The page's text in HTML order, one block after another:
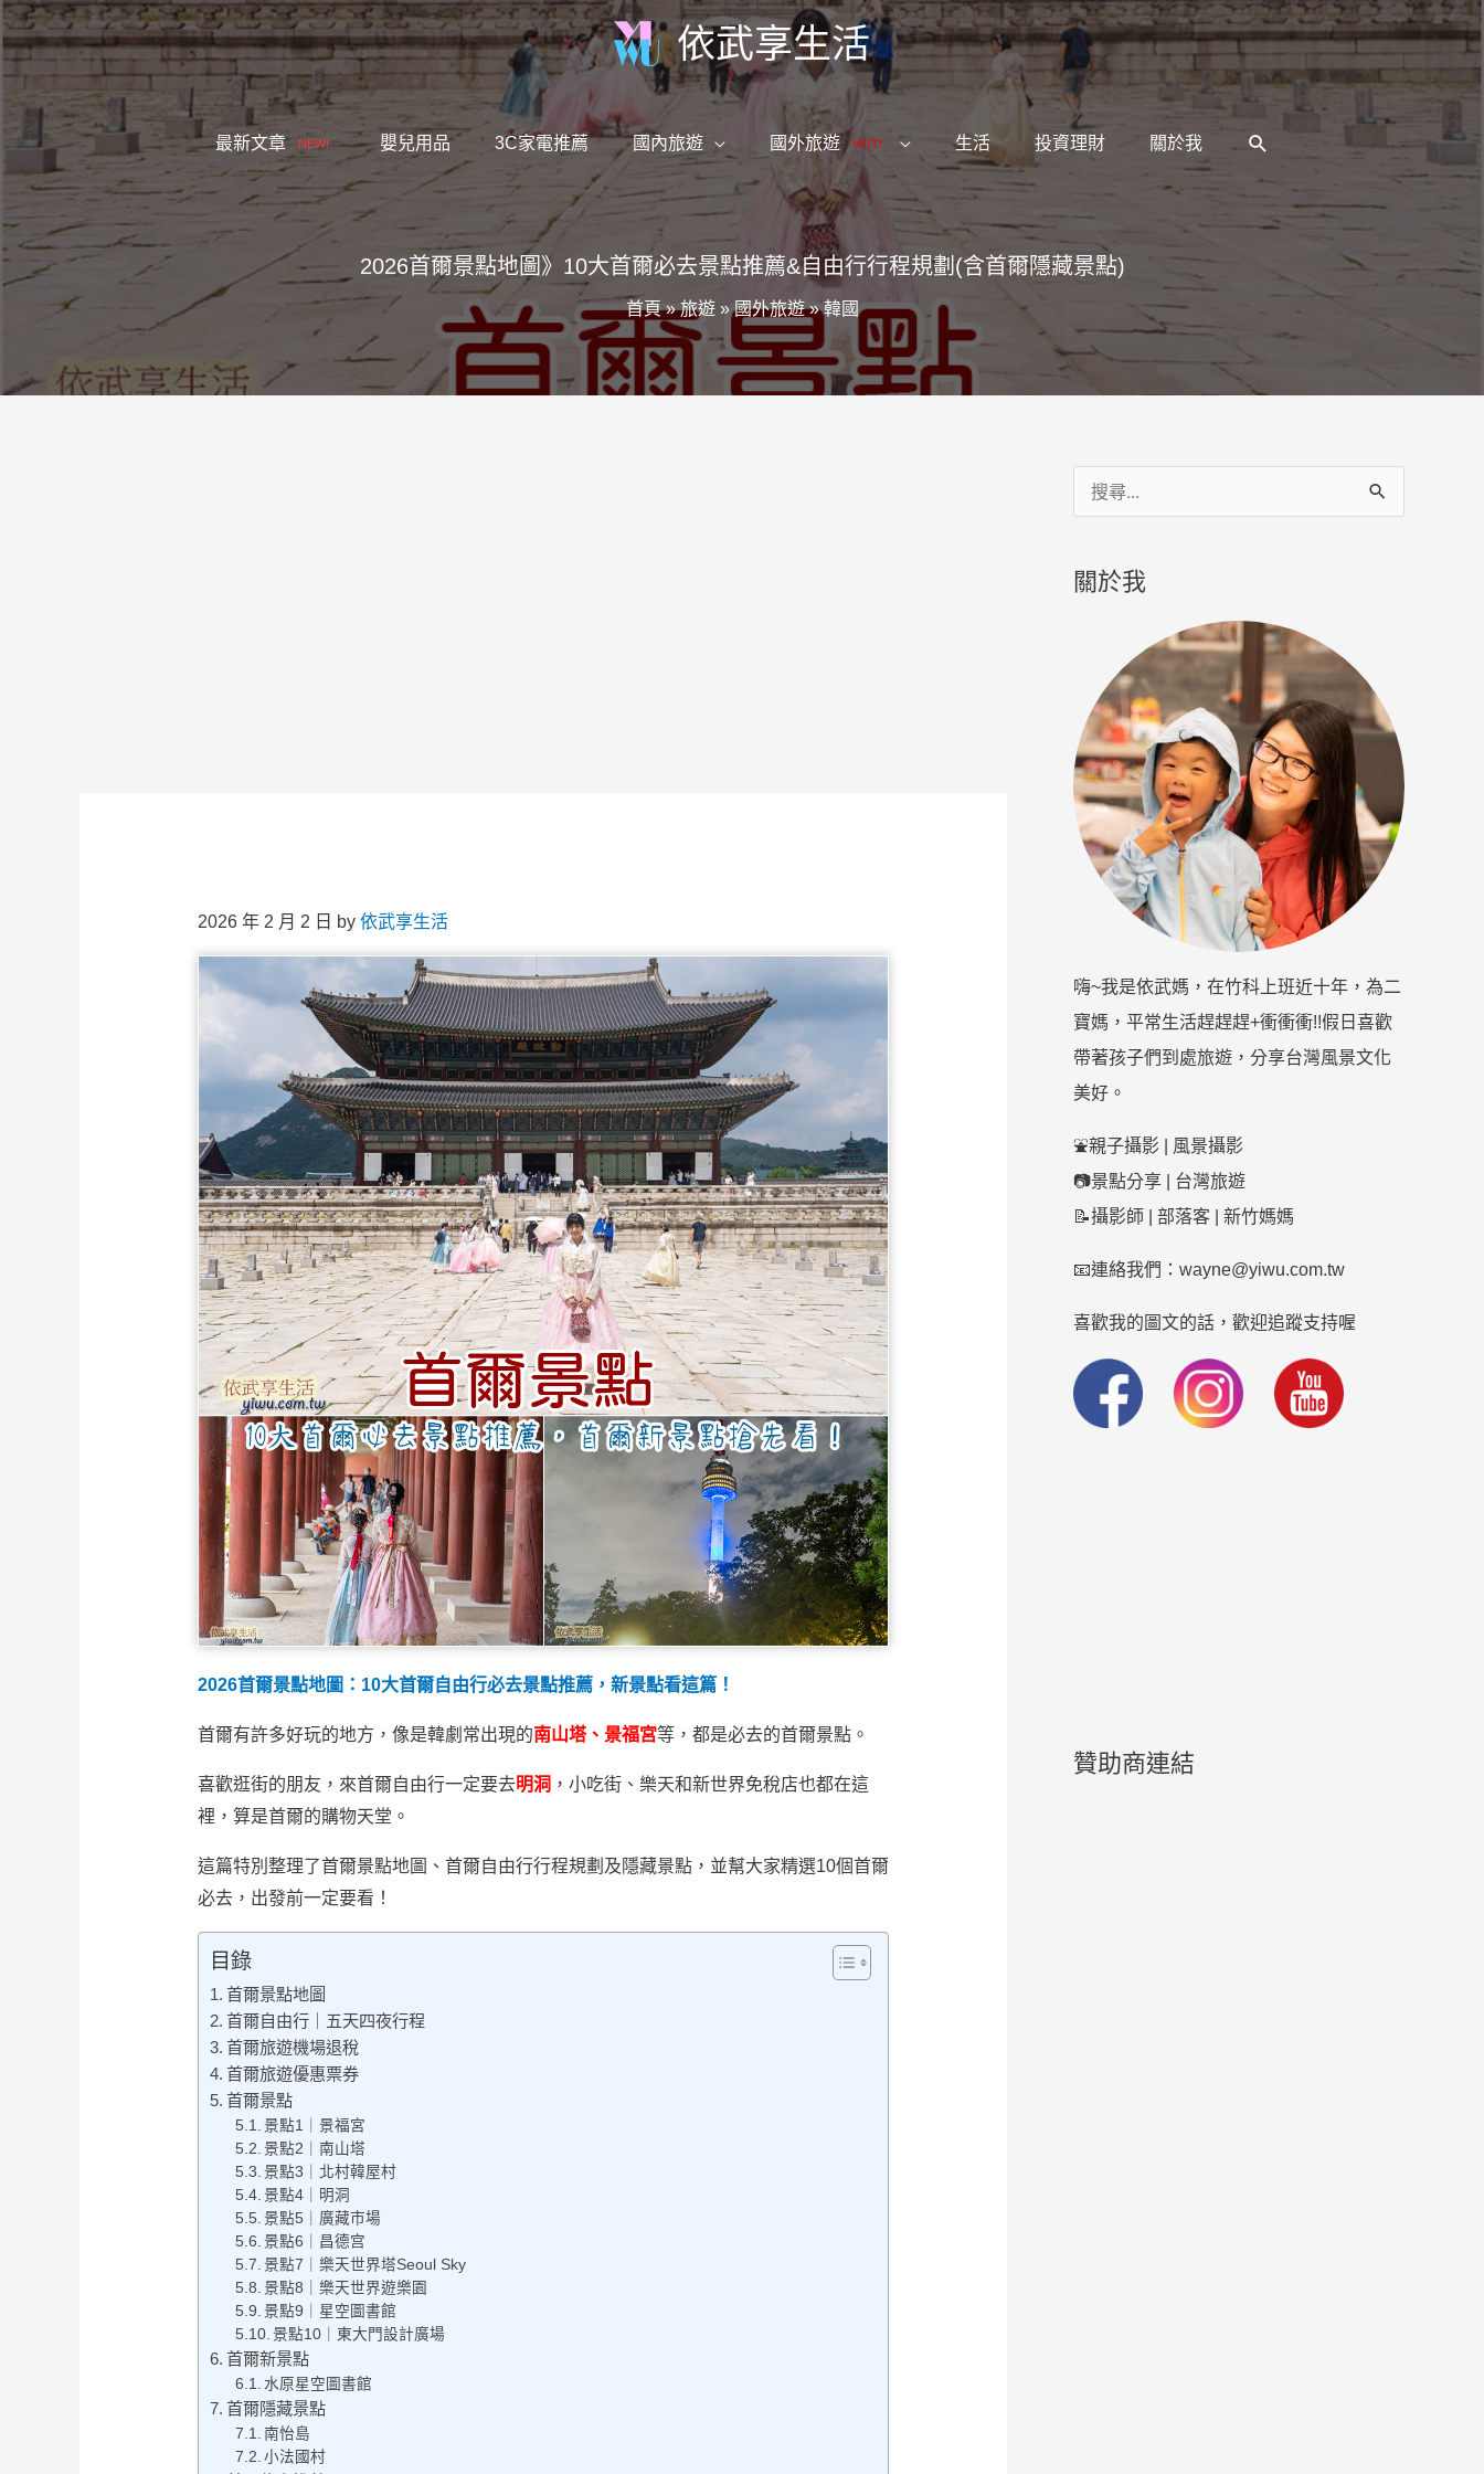
跳
至
主
內
容
依武享生活
最新文章 NEW! 嬰兒用品 3C家電推薦 國內旅遊 國外旅遊 HOT! 生活 投資理財 關於我
搜
2026首爾景點地圖》10大首爾必去景點推薦&自由行行程規劃(含首爾隱藏景點)
首頁»旅遊»國外旅遊»韓國
2026 年 2 月 2 日 by 依武享生活
2026首爾景點地圖：10大首爾自由行必去景點推薦，新景點看這篇！
首爾有許多好玩的地方，像是韓劇常出現的南山塔、景福宮等，都是必去的首爾景點。
喜歡逛街的朋友，來首爾自由行一定要去明洞 ，小吃街、樂天和新世界免稅店也都在這
裡，算是首爾的購物天堂。
這篇特別整理了首爾景點地圖、首爾自由行行程規劃及隱藏景點，並幫大家精選10個首爾
必去，出發前一定要看！
目錄
首爾景點地圖
首爾自由行｜五天四夜行程
首爾旅遊機場退稅
首爾旅遊優惠票券
首爾景點
景點1｜景福宮
景點2｜南山塔
景點3｜北村韓屋村
景點4｜明洞
景點5｜廣藏市場
景點6｜昌德宫
景點7｜樂天世界塔Seoul Sky
景點8｜樂天世界遊樂園
景點9｜星空圖書館
景點10｜東大門設計廣場
首爾新景點
水原星空圖書館
首爾隱藏景點
南怡島
小法國村
尋
鍵
關於我
嗨~我是依武媽，在竹科上班近十年，為二
寶媽，平常生活趕趕趕+衝衝衝!!假日喜歡
帶著孩子們到處旅遊，分享台灣風景文化
美好。
⛲親子攝影 | 風景攝影
📷景點分享 | 台灣旅遊
📝攝影師 | 部落客 | 新竹媽媽
📧連絡我們：wayne@yiwu.com.tw
喜歡我的圖文的話，歡迎追蹤支持喔
贊助商連結